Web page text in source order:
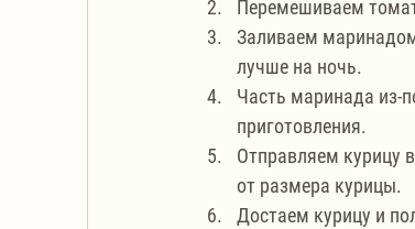
Перемешиваем
Заливаем
лучше на ночь.
Часть маринада из-
приготовления.
Отправляем курицу
от размера курицы.
Достаем курицу и